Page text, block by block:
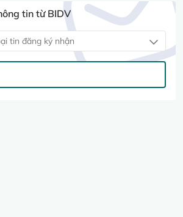
tin từ BIDV
tin đăng ký nhận